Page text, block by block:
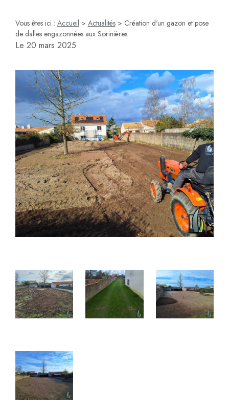
Vous êtes ici : Accueil > Actualités> Création d'un gazon et pose
de dalles engazonnées aux Sorinières
Le 20 mars 2025